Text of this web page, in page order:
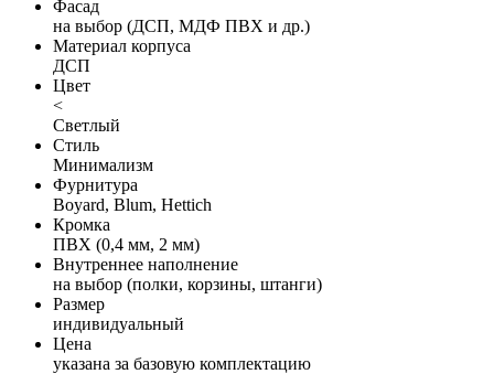
Фасад
на выбор (ДСП, МДФ ПВХ и др.)
Материал корпуса
ДСП
Цвет
<
Светлый
Стиль
Минимализм
Фурнитура
Boyard, Blum, Hettich
Кромка
ПВХ (0,4 мм, 2 мм)
Внутреннее наполнение
на выбор (полки, корзины, штанги)
Размер
индивидуальный
Цена
указана за базовую комплектацию